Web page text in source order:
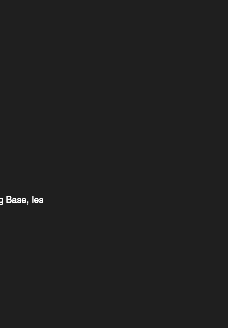
Base, les